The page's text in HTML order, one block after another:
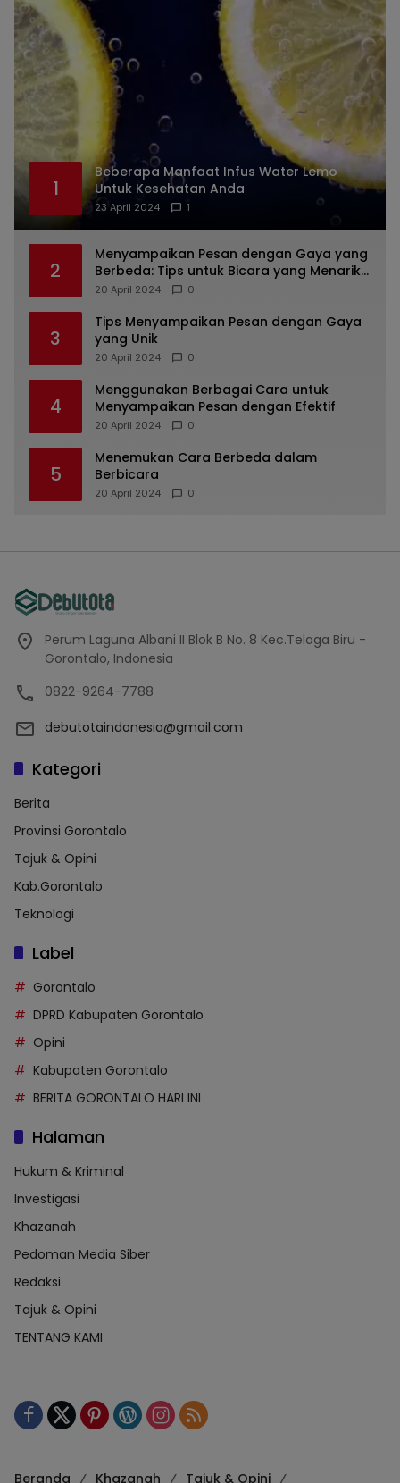
1
Beberapa Manfaat Infus Water Lemo
Untuk Kesehatan Anda
23 April 2024 1
2
Menyampaikan Pesan dengan Gaya yang
Berbeda: Tips untuk Bicara yang Menarik
dan Unik
20 April 2024 0
3
Tips Menyampaikan Pesan dengan Gaya
yang Unik
20 April 2024 0
4
Menggunakan Berbagai Cara untuk
Menyampaikan Pesan dengan Efektif
20 April 2024 0
5
Menemukan Cara Berbeda dalam
Berbicara
20 April 2024 0
Perum Laguna Albani II Blok B No. 8 Kec.Telaga Biru -
Gorontalo, Indonesia
0822-9264-7788
debutotaindonesia@gmail.com
Kategori
Berita
Provinsi Gorontalo
Tajuk & Opini
Kab.Gorontalo
Teknologi
Label
Gorontalo
DPRD Kabupaten Gorontalo
Opini
Kabupaten Gorontalo
BERITA GORONTALO HARI INI
Halaman
Hukum & Kriminal
Investigasi
Khazanah
Pedoman Media Siber
Redaksi
Tajuk & Opini
TENTANG KAMI
Beranda Khazanah Tajuk & Opini